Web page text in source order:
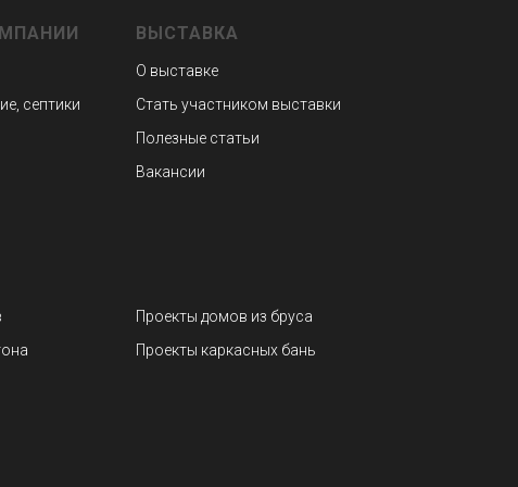
септики
ВЫСТАВКА
О выставке
Стать участником выставки
Полезные статьи
Вакансии
Проекты домов из бруса
Проекты каркасных бань